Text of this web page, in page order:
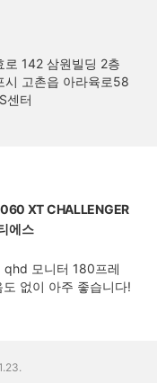
로 142 삼원빌딩 2층
시 고촌읍 아라육로58
센터
XT CHALLENGER
에스
qhd 모니터 180프레
없이 아주 좋습니다!